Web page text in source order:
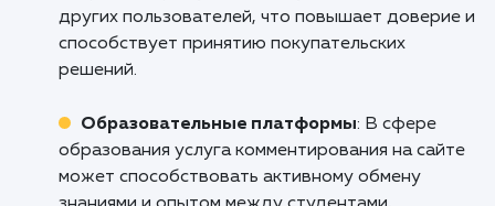
Кому подходит данный продукт?
формы комментирования на сайт идеально
подходит для блогеров и издателей,
стремятся создать активное и вовлеченное